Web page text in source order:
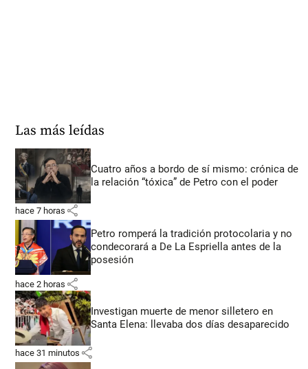
Las más leídas
Cuatro años a bordo de sí mismo: crónica de
la relación “tóxica” de Petro con el poder
hace 7 horas share
Petro romperá la tradición protocolaria y no
condecorará a De La Espriella antes de la
posesión
hace 2 horas share
Investigan muerte de menor silletero en
Santa Elena: llevaba dos días desaparecido
hace 31 minutos share